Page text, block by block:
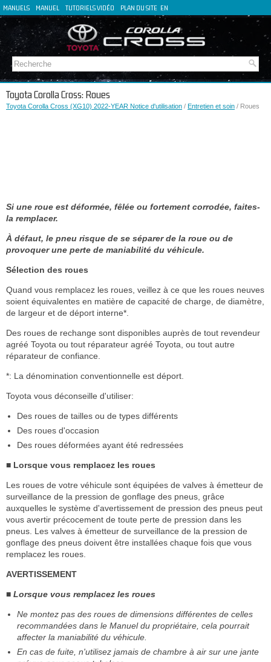
MANUELS MANUEL TUTORIELS VIDÉO PLAN DU SITE EN
DE
IT
Toyota Corolla Cross: Roues
Toyota Corolla Cross (XG10) 2022-YEAR Notice d'utilisation / Entretien et soin / Roues
Si une roue est déformée, fêlée ou fortement corrodée, faites-
la remplacer.
À défaut, le pneu risque de se séparer de la roue ou de
provoquer une perte de maniabilité du véhicule.
Sélection des roues
Quand vous remplacez les roues, veillez à ce que les roues neuves
soient équivalentes en matière de capacité de charge, de diamètre,
de largeur et de déport interne*.
Des roues de rechange sont disponibles auprès de tout revendeur
agréé Toyota ou tout réparateur agréé Toyota, ou tout autre
réparateur de confiance.
*: La dénomination conventionnelle est déport.
Toyota vous déconseille d'utiliser:
Des roues de tailles ou de types différents
Des roues d'occasion
Des roues déformées ayant été redressées
■ Lorsque vous remplacez les roues
Les roues de votre véhicule sont équipées de valves à émetteur de
surveillance de la pression de gonflage des pneus, grâce
auxquelles le système d'avertissement de pression des pneus peut
vous avertir précocement de toute perte de pression dans les
pneus. Les valves à émetteur de surveillance de la pression de
gonflage des pneus doivent être installées chaque fois que vous
remplacez les roues.
AVERTISSEMENT
■ Lorsque vous remplacez les roues
Ne montez pas des roues de dimensions différentes de celles
recommandées dans le Manuel du propriétaire, cela pourrait
affecter la maniabilité du véhicule.
En cas de fuite, n'utilisez jamais de chambre à air sur une jante